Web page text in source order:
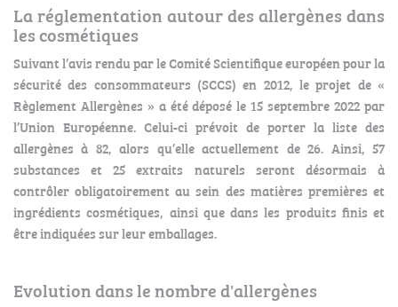
La réglementation autour des allergènes dans
les cosmétiques
Suivant l’avis rendu par le Comité Scientifique européen pour la
sécurité des consommateurs (SCCS) en 2012, le projet de «
Règlement Allergènes » a été déposé le 15 septembre 2022 par
l’Union Européenne. Celui-ci prévoit de porter la liste des
allergènes à 82, alors qu’elle actuellement de 26. Ainsi, 57
substances et 25 extraits naturels seront désormais à
contrôler obligatoirement au sein des matières premières et
ingrédients cosmétiques, ainsi que dans les produits finis et
être indiquées sur leur emballages.
Evolution dans le nombre d'allergènes